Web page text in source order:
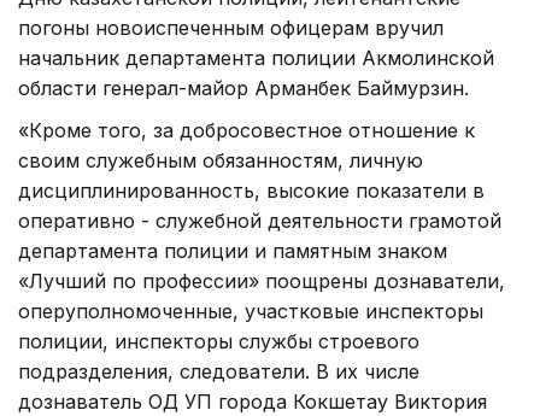
погоны новоиспеченным офицерам вручил
начальник департамента полиции Акмолинской
области генерал-майор Арманбек Баймурзин.
«Кроме того, за добросовестное отношение к
своим служебным обязанностям, личную
дисциплинированность, высокие показатели в
оперативно - служебной деятельности грамотой
департамента полиции и памятным знаком
«Лучший по профессии» поощрены дознаватели,
оперуполномоченные, участковые инспекторы
полиции, инспекторы службы строевого
подразделения, следователи. В их числе
дознаватель ОД УП города Кокшетау Виктория